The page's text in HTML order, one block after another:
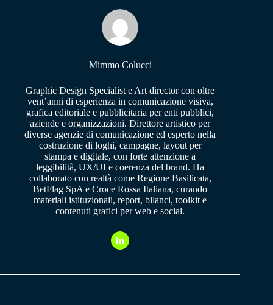
pp m
Mimmo Colucci
Graphic Design Specialist e Art director con oltre
vent’anni di esperienza in comunicazione visiva,
grafica editoriale e pubblicitaria per enti pubblici,
aziende e organizzazioni. Direttore artistico per
diverse agenzie di comunicazione ed esperto nella
costruzione di loghi, campagne, layout per
stampa e digitale, con forte attenzione a
leggibilità, UX/UI e coerenza del brand. Ha
collaborato con realtà come Regione Basilicata,
BetFlag SpA e Croce Rossa Italiana, curando
materiali istituzionali, report, bilanci, toolkit e
contenuti grafici per web e social.